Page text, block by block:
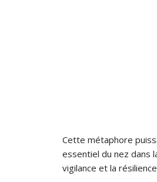
Cette métaphore
essentiel du nez dans
vigilance et la